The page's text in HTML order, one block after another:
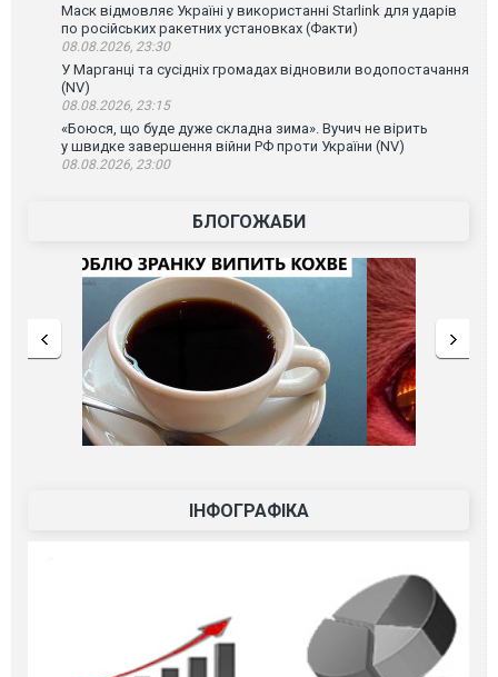
Маск відмовляє Україні у використанні Starlink для ударів
по російських ракетних установках (Факти)
08.08.2026, 23:30
У Марганці та сусідніх громадах відновили водопостачання
(NV)
08.08.2026, 23:15
«Боюся, що буде дуже складна зима». Вучич не вірить
у швидке завершення війни РФ проти України (NV)
08.08.2026, 23:00
БЛОГОЖАБИ
ІНФОГРАФІКА